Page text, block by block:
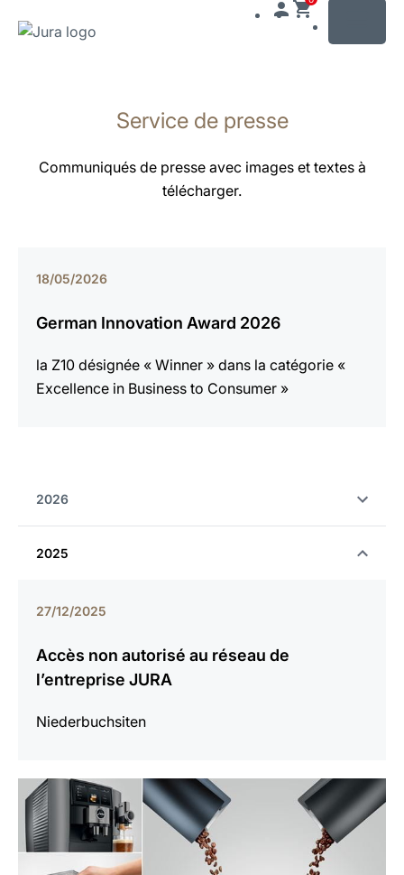
Service de presse
Communiqués de presse avec images et textes à
télécharger.
18/05/2026
German Innovation Award 2026
la Z10 désignée « Winner » dans la catégorie «
Excellence in Business to Consumer »
2026
2025
27/12/2025
Accès non autorisé au réseau de
l’entreprise JURA
Niederbuchsiten